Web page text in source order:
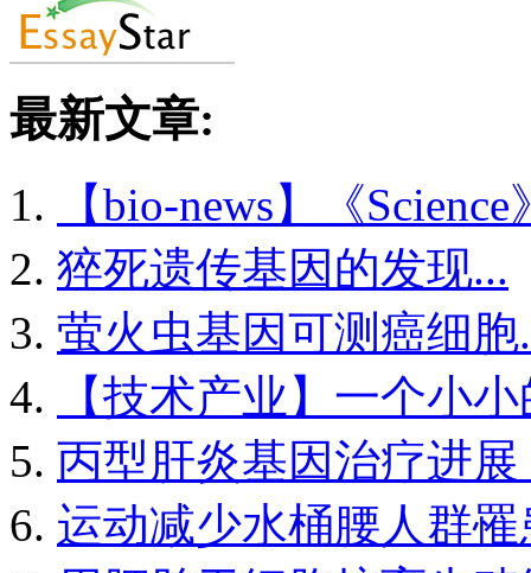
最新文章:
【bio-news】《
猝死遗传基因的发现...
萤火虫基因可测癌细胞
【技术产业】一个小
丙型肝炎基因治疗进展
运动减少水桶腰人群罹